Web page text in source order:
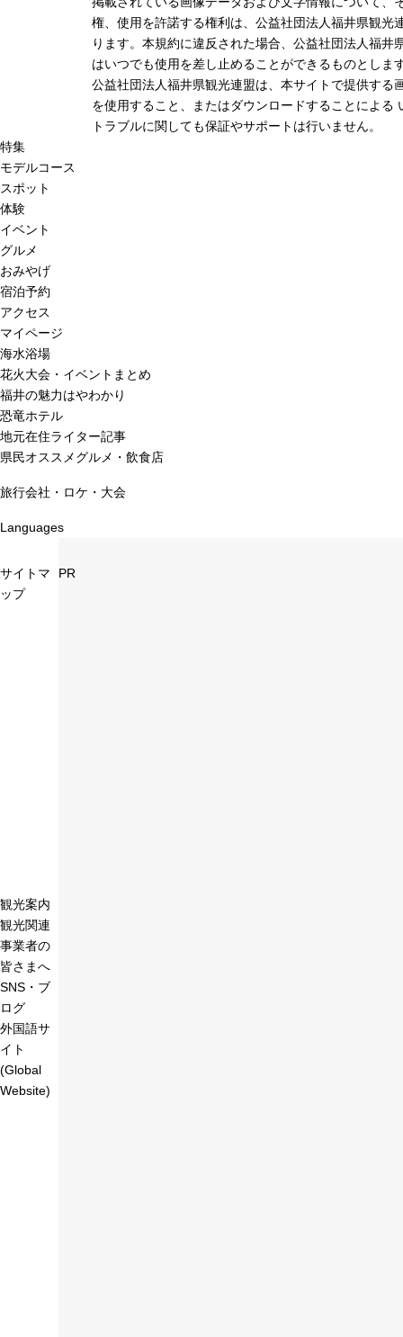
権、使用を許諾する権利は、公益社団法人福井県観光
ります。本規約に違反された場合、公益社団法人福井
はいつでも使用を差し止めることができるものとしま
公益社団法人福井県観光連盟は、本サイトで提供する
を使用すること、またはダウンロードすることによる
トラブルに関しても保証やサポートは行いません。
特集
モデルコース
スポット
体験
イベント
グルメ
おみやげ
宿泊予約
アクセス
マイページ
海水浴場
花火大会・イベントまとめ
福井の魅力はやわかり
恐竜ホテル
地元在住ライター記事
県民オススメグルメ・飲食店
旅行会社・ロケ・大会
Languages
サイトマ
ップ
観光案内
観光関連
事業者の
皆さまへ
SNS・ブ
ログ
外国語サ
イト
(Global
Website)
PR